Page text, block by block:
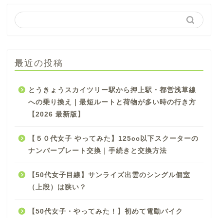
最近の投稿
とうきょうスカイツリー駅から押上駅・都営浅草線
への乗り換え｜最短ルートと荷物が多い時の行き方
【2026 最新版】
【５０代女子 やってみた】125cc以下スクーターの
ナンバープレート交換｜手続きと交換方法
【50代女子目線】サンライズ出雲のシングル個室
（上段）は狭い？
【50代女子・やってみた！】初めて電動バイク